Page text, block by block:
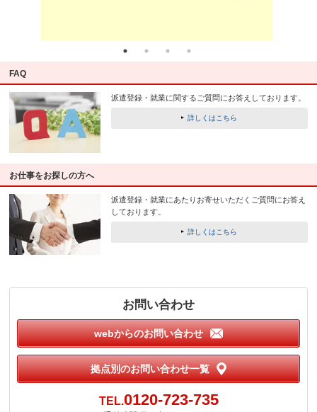
FAQ
派遣登録・就業に関するご質問にお答えしております。
詳しくはこちら
お仕事をお探しの方へ
派遣登録・就業にあたりお寄せいただくご質問にお答え
しております。
詳しくはこちら
お問い合わせ
webからのお問い合わせ
拠点別のお問い合わせ一覧
TEL.0120-723-735